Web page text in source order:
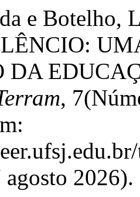
e Botelho,
DA
,
agosto 2026).